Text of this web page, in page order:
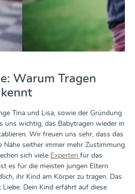
Warum Tragen
Tina und Lisa, sowie der Gründung
uns wichtig, das Babytragen wieder in
Wir freuen uns sehr, dass das
Nähe seither immer mehr Zustimmung
sich viele Experten für das
es für die meisten jungen Eltern
ihr Kind am Körper zu tragen. Das
Dein Kind erfährt auf diese